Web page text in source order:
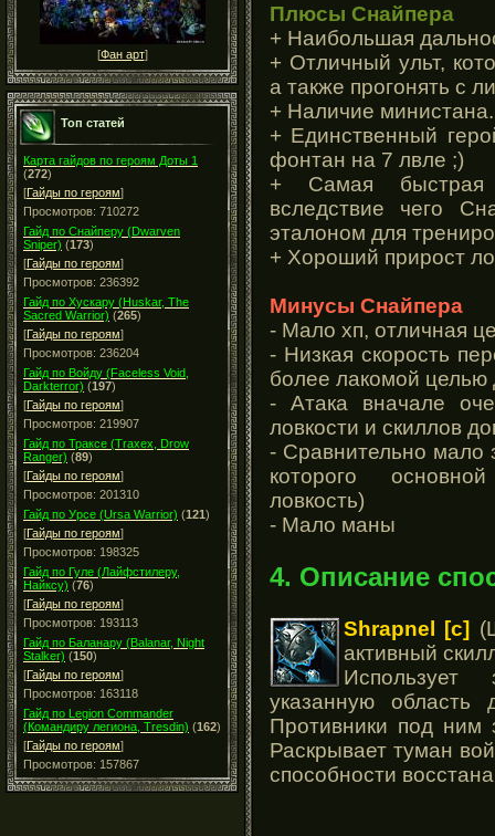
[Фан арт]
Топ статей
Карта гайдов по героям Доты 1
(272)
[Гайды по героям]
Просмотров: 710272
Гайд по Снайперу (Dwarven
Sniper) (173)
[Гайды по героям]
Просмотров: 236392
Гайд по Хускару (Huskar, The
Sacred Warrior) (265)
[Гайды по героям]
Просмотров: 236204
Гайд по Войду (Faceless Void,
Darkterror) (197)
[Гайды по героям]
Просмотров: 219907
Гайд по Траксе (Traxex, Drow
Ranger) (89)
[Гайды по героям]
Просмотров: 201310
Гайд по Урсе (Ursa Warrior) (121)
[Гайды по героям]
Просмотров: 198325
Гайд по Гуле (Лайфстилеру,
Найксу) (76)
[Гайды по героям]
Просмотров: 193113
Гайд по Баланару (Balanar, Night
Stalker) (150)
[Гайды по героям]
Просмотров: 163118
Гайд по Legion Commander
(Командиру легиона, Tresdin) (162)
[Гайды по героям]
Просмотров: 157867
Плюсы Снайпера
+ Наибольшая
+ Отличный ульт,
а также прогонять с
+ Наличие министана.
+ Единственный
фонтан на 7 лвле ;)
+ Самая быстрая
вследствие чего
эталоном для
+ Хороший прирост
Минусы Снайпера
- Мало хп, отличная
- Низкая скорость
более лакомой целью
- Атака вначале
ловкости и скиллов
- Сравнительно мало
которого
ловкость)
- Мало маны
4. Описание
Shrapnel [c]
активный
Использует
указанную
Противники под ним
Раскрывает туман
способности